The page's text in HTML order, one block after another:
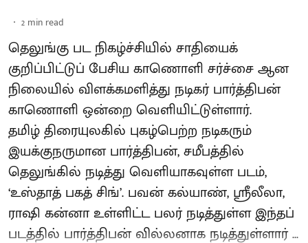
2 min read
தெலுங்கு பட நிகழ்ச்சியில் சாதியைக்
குறிப்பிட்டுப் பேசிய காணொளி சர்ச்சை ஆன
நிலையில் விளக்கமளித்து நடிகர் பார்த்திபன்
காணொளி ஒன்றை வெளியிட்டுள்ளார்.
தமிழ் திரையுலகில் புகழ்பெற்ற நடிகரும்
இயக்குநருமான பார்த்திபன், சமீபத்தில்
தெலுங்கில் நடித்து வெளியாகவுள்ள படம்,
‘உஸ்தாத் பகத் சிங்’. பவன் கல்யாண், ஸ்ரீலீலா,
ராஷி கன்னா உள்ளிட்ட பலர் நடித்துள்ள இந்தப்
படத்தில் பார்த்திபன் வில்லனாக நடித்துள்ளார் ...